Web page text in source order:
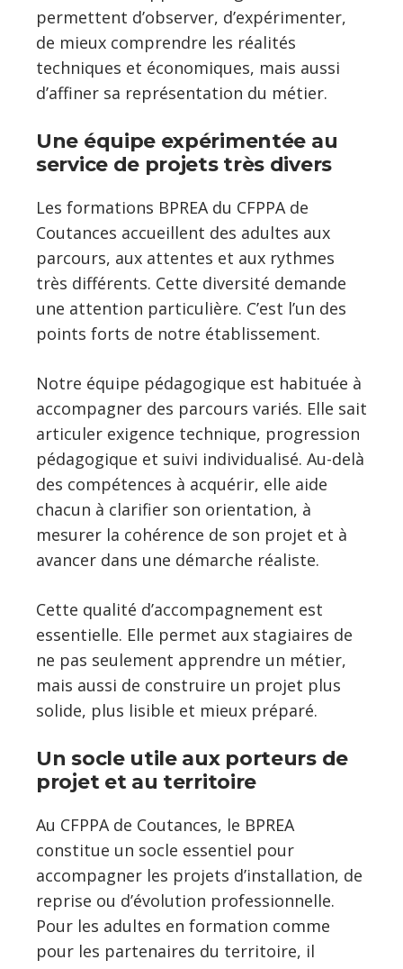
permettent d’observer, d’expérimenter,
de mieux comprendre les réalités
techniques et économiques, mais aussi
d’affiner sa représentation du métier.
Une équipe expérimentée au
service de projets très divers
Les formations BPREA du CFPPA de
Coutances accueillent des adultes aux
parcours, aux attentes et aux rythmes
très différents. Cette diversité demande
une attention particulière. C’est l’un des
points forts de notre établissement.
Notre équipe pédagogique est habituée à
accompagner des parcours variés. Elle sait
articuler exigence technique, progression
pédagogique et suivi individualisé. Au-delà
des compétences à acquérir, elle aide
chacun à clarifier son orientation, à
mesurer la cohérence de son projet et à
avancer dans une démarche réaliste.
Cette qualité d’accompagnement est
essentielle. Elle permet aux stagiaires de
ne pas seulement apprendre un métier,
mais aussi de construire un projet plus
solide, plus lisible et mieux préparé.
Un socle utile aux porteurs de
projet et au territoire
Au CFPPA de Coutances, le BPREA
constitue un socle essentiel pour
accompagner les projets d’installation, de
reprise ou d’évolution professionnelle.
Pour les adultes en formation comme
pour les partenaires du territoire, il